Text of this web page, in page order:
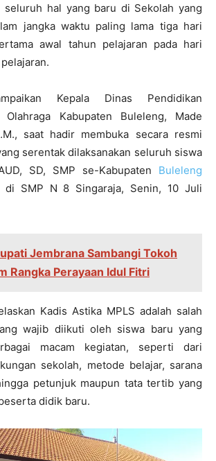
seluruh hal yang baru di Sekolah yang
jangka waktu paling lama tiga hari
awal tahun pelajaran pada hari
Kepala Dinas Pendidikan
Olahraga Kabupaten Buleleng, Made
saat hadir membuka secara resmi
serentak dilaksanakan seluruh siswa
SD, SMP se-Kabupaten Buleleng
di SMP N 8 Singaraja, Senin, 10 Juli
Jembrana Sambangi Tokoh
Rangka Perayaan Idul Fitri
Kadis Astika MPLS adalah salah
wajib diikuti oleh siswa baru yang
macam kegiatan, seperti dari
sekolah, metode belajar, sarana
petunjuk maupun tata tertib yang
didik baru.